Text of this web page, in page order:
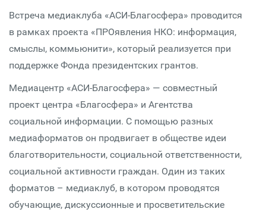
Встреча медиаклуба «АСИ-Благосфера» проводится
в рамках проекта «ПРОявления НКО: информация,
смыслы, коммьюнити», который реализуется при
поддержке Фонда президентских грантов.
Медиацентр «АСИ-Благосфера» — совместный
проект центра «Благосфера» и Агентства
социальной информации. С помощью разных
медиаформатов он продвигает в обществе идеи
благотворительности, социальной ответственности,
социальной активности граждан. Один из таких
форматов – медиаклуб, в котором проводятся
обучающие, дискуссионные и просветительские